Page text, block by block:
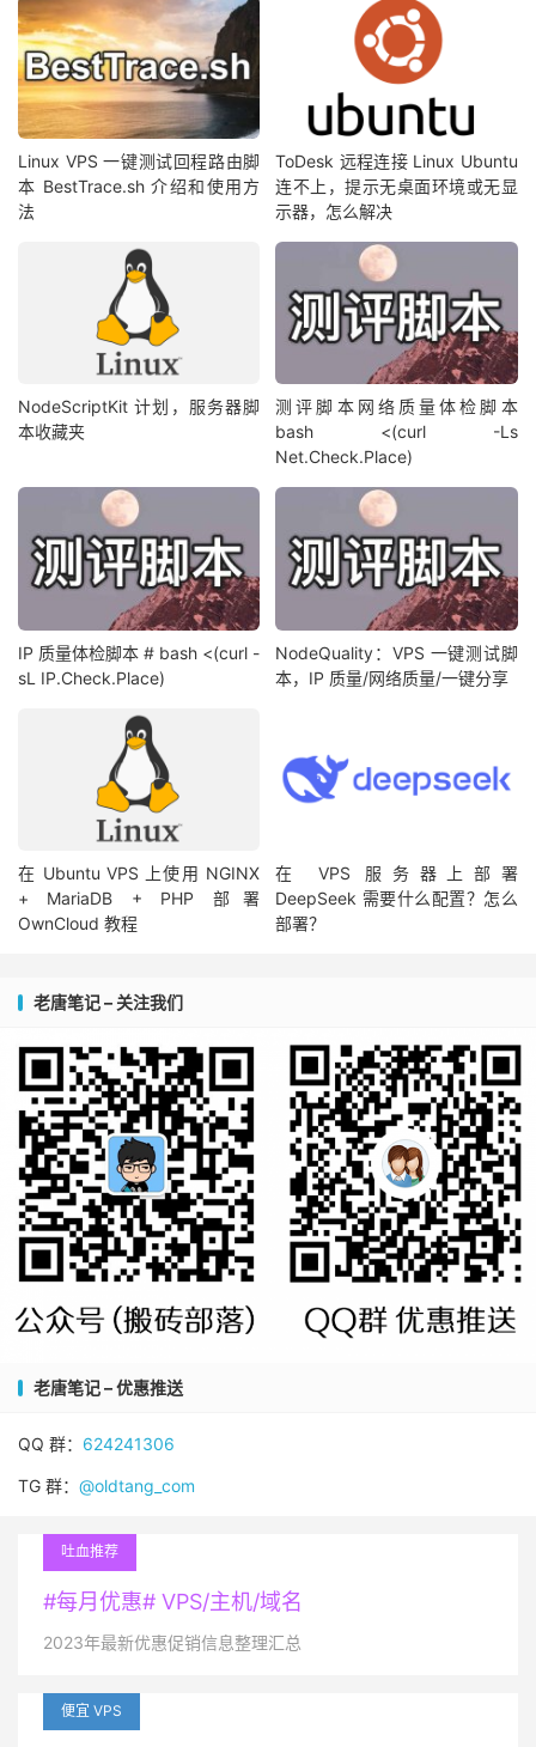
Linux VPS 一键测试回程路由脚
本 BestTrace.sh 介绍和使用方
法
ToDesk 远程连接 Linux Ubuntu
连不上，提示无桌面环境或无显
示器，怎么解决
NodeScriptKit 计划，服务器脚
本收藏夹
测评脚本网络质量体检脚本
bash <(curl -Ls
Net.Check.Place)
IP 质量体检脚本 # bash <(curl -
sL IP.Check.Place)
NodeQuality：VPS 一键测试脚
本，IP 质量/网络质量/一键分享
在 Ubuntu VPS 上使用 NGINX
+ MariaDB + PHP 部署
OwnCloud 教程
在 VPS 服务器上部署
DeepSeek 需要什么配置？怎么
部署？
老唐笔记 – 关注我们
老唐笔记 – 优惠推送
QQ 群： 624241306
TG 群： @oldtang_com
吐血推荐
#每月优惠# VPS/主机/域名
2023年最新优惠促销信息整理汇总
便宜 VPS